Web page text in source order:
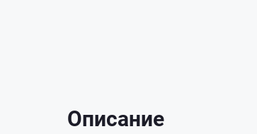
Описание